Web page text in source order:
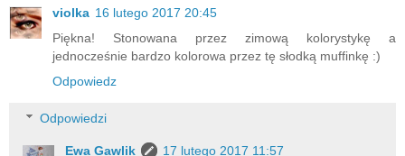
violka 16 lutego 2017 20:45
Piękna! Stonowana przez zimową kolorystykę a
jednocześnie bardzo kolorowa przez tę słodką muffinkę :)
Odpowiedz
Odpowiedzi
Ewa Gawlik
17 lutego 2017 11:57